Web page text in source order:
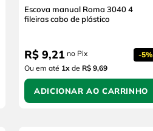
Escova manual Roma 3040 4
fileiras cabo de plástico
R$ 9,21 no Pix -5%
Ou em até 1x de R$ 9,69
ADICIONAR AO CARRINHO